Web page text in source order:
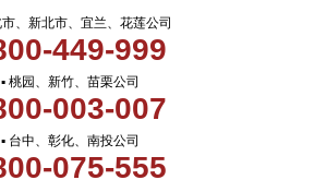
市、新北市、宜兰、花莲公司
449-999
▪ 桃园、新竹、苗栗公司
003-007
▪ 台中、彰化、南投公司
075-555